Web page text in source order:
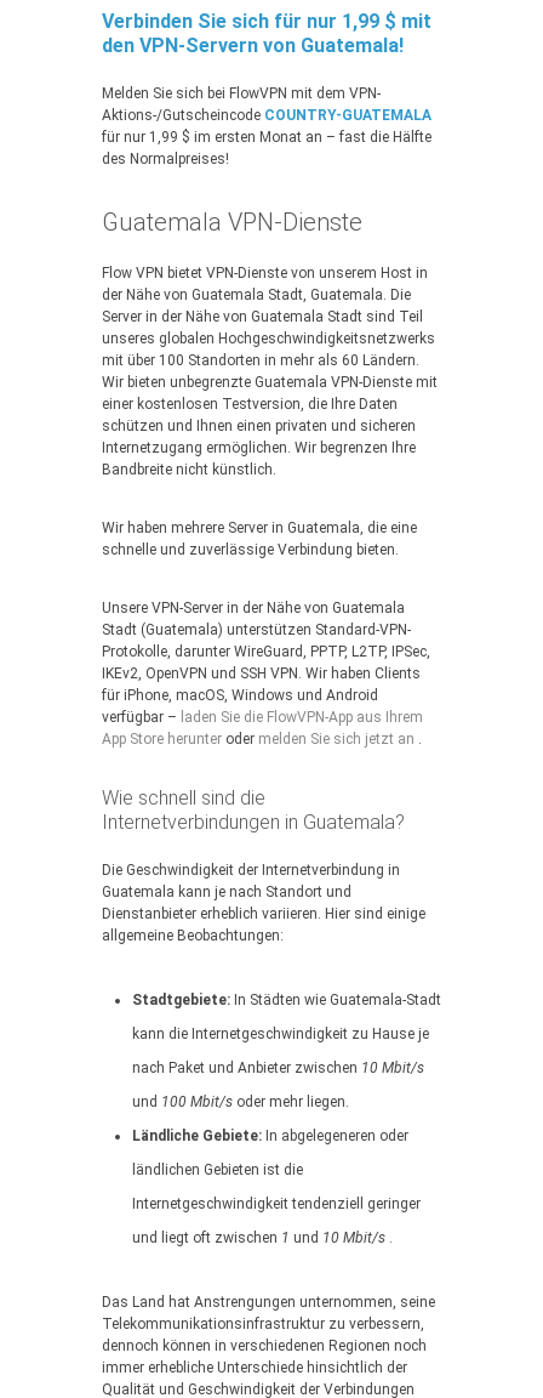
Verbinden Sie sich für nur 1,99 $ mit
den VPN-Servern von Guatemala!
Melden Sie sich bei FlowVPN mit dem VPN-
Aktions-/Gutscheincode COUNTRY-GUATEMALA
für nur 1,99 $ im ersten Monat an – fast die Hälfte
des Normalpreises!
Guatemala VPN-Dienste
Flow VPN bietet VPN-Dienste von unserem Host in
der Nähe von Guatemala Stadt, Guatemala. Die
Server in der Nähe von Guatemala Stadt sind Teil
unseres globalen Hochgeschwindigkeitsnetzwerks
mit über 100 Standorten in mehr als 60 Ländern.
Wir bieten unbegrenzte Guatemala VPN-Dienste mit
einer kostenlosen Testversion, die Ihre Daten
schützen und Ihnen einen privaten und sicheren
Internetzugang ermöglichen. Wir begrenzen Ihre
Bandbreite nicht künstlich.
Wir haben mehrere Server in Guatemala, die eine
schnelle und zuverlässige Verbindung bieten.
Unsere VPN-Server in der Nähe von Guatemala
Stadt (Guatemala) unterstützen Standard-VPN-
Protokolle, darunter WireGuard, PPTP, L2TP, IPSec,
IKEv2, OpenVPN und SSH VPN. Wir haben Clients
für iPhone, macOS, Windows und Android
verfügbar – laden Sie die FlowVPN-App aus Ihrem
App Store herunter oder melden Sie sich jetzt an .
Wie schnell sind die
Internetverbindungen in Guatemala?
Die Geschwindigkeit der Internetverbindung in
Guatemala kann je nach Standort und
Dienstanbieter erheblich variieren. Hier sind einige
allgemeine Beobachtungen:
Stadtgebiete: In Städten wie Guatemala-Stadt
kann die Internetgeschwindigkeit zu Hause je
nach Paket und Anbieter zwischen 10 Mbit/s
und 100 Mbit/s oder mehr liegen.
Ländliche Gebiete: In abgelegeneren oder
ländlichen Gebieten ist die
Internetgeschwindigkeit tendenziell geringer
und liegt oft zwischen 1 und 10 Mbit/s .
Das Land hat Anstrengungen unternommen, seine
Telekommunikationsinfrastruktur zu verbessern,
dennoch können in verschiedenen Regionen noch
immer erhebliche Unterschiede hinsichtlich der
Qualität und Geschwindigkeit der Verbindungen